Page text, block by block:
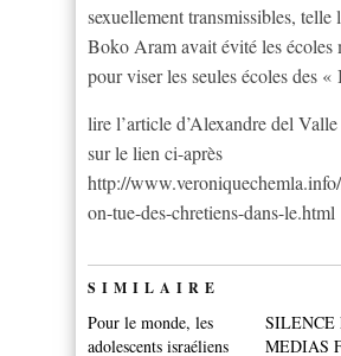
sexuellement transmissibles, telle
Boko Aram avait évité les écoles
pour viser les seules écoles des
lire l’article d’Alexandre del
sur le lien ci-après
http://
on-tue-des-chretiens-dans-le.html
SIMILAIRE
Pour le monde, les
adolescents israéliens
SILENCE
MEDIAS